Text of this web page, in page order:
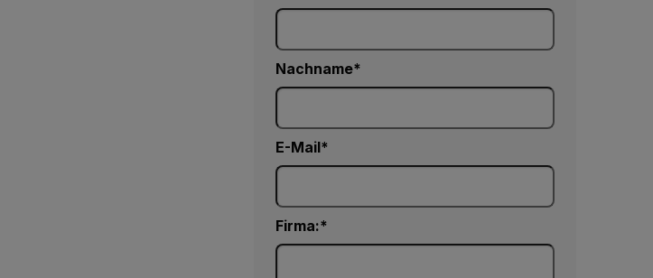
Nachname
E-Mail
Firma: